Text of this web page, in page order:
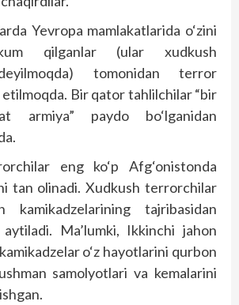
Yevropa mamlakatlarida o‘zini
qilganlar (ular xudkush
tomonidan terror
Bir qator tahlilchilar “bir
armiya” paydo bo‘lganidan
eng ko‘p Afg‘onistonda
tan olinadi. Xudkush terrorchilar
kamikadzelarining tajribasidan
Ma’lumki, Ikkinchi jahon
o‘z hayotlarini qurbon
samolyotlari va kemalarini